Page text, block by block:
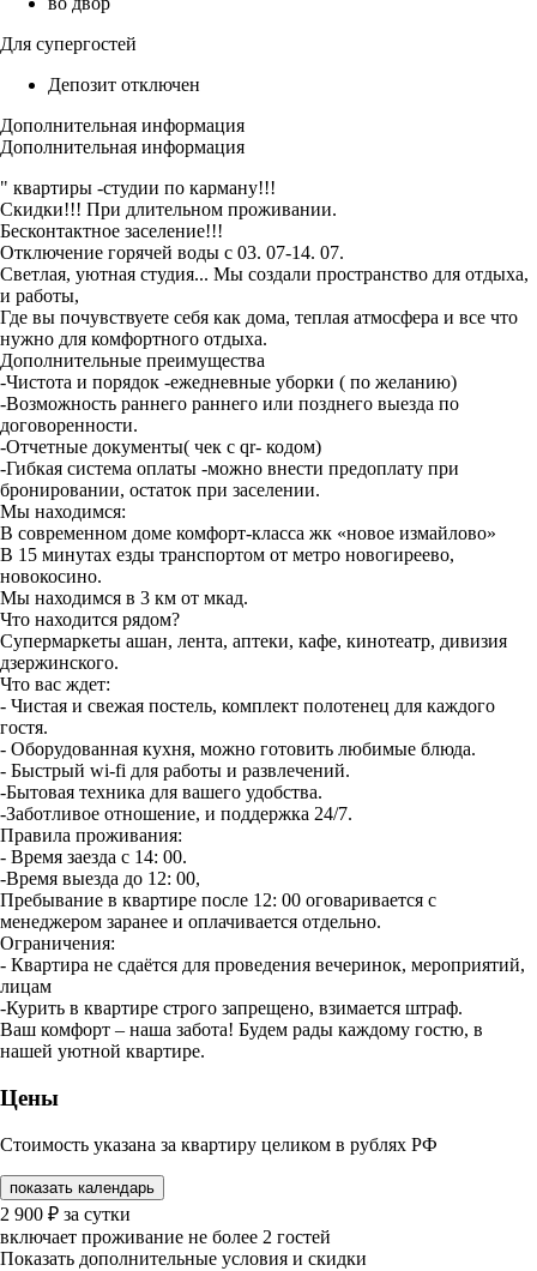
Для супергостей
Депозит отключен
Дополнительная информация
Дополнительная информация
" квартиры -студии по карману!!!
Скидки!!! При длительном проживании.
Бесконтактное заселение!!!
Отключение горячей воды с 03. 07-14. 07.
Светлая, уютная студия... Мы создали пространство для отдыха,
и работы,
Где вы почувствуете себя как дома, теплая атмосфера и все что
нужно для комфортного отдыха.
Дополнительные преимущества
-Чистота и порядок -ежедневные уборки ( по желанию)
-Возможность раннего раннего или позднего выезда по
договоренности.
-Отчетные документы( чек с qr- кодом)
-Гибкая система оплаты -можно внести предоплату при
бронировании, остаток при заселении.
Мы находимся:
В современном доме комфорт-класса жк «новое измайлово»
В 15 минутах езды транспортом от метро новогиреево,
новокосино.
Мы находимся в 3 км от мкад.
Что находится рядом?
Супермаркеты ашан, лента, аптеки, кафе, кинотеатр, дивизия
дзержинского.
Что вас ждет:
- Чистая и свежая постель, комплект полотенец для каждого
гостя.
- Оборудованная кухня, можно готовить любимые блюда.
- Быстрый wi-fi для работы и развлечений.
-Бытовая техника для вашего удобства.
-Заботливое отношение, и поддержка 24/7.
Правила проживания:
- Время заезда с 14: 00.
-Время выезда до 12: 00,
Пребывание в квартире после 12: 00 оговаривается с
менеджером заранее и оплачивается отдельно.
Ограничения:
- Квартира не сдаётся для проведения вечеринок, мероприятий,
лицам
-Курить в квартире строго запрещено, взимается штраф.
Ваш комфорт – наша забота! Будем рады каждому гостю, в
нашей уютной квартире.
Цены
Стоимость указана за квартиру целиком в рублях РФ
показать календарь
2 900 ₽ за сутки
включает проживание не более 2 гостей
Показать дополнительные условия и скидки